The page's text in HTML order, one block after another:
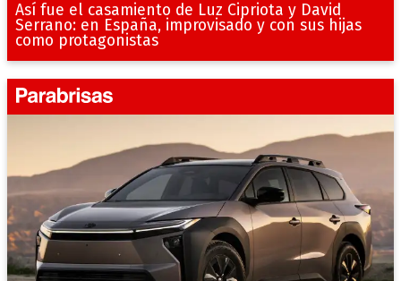
Así fue el casamiento de Luz Cipriota y David
Serrano: en España, improvisado y con sus hijas
como protagonistas